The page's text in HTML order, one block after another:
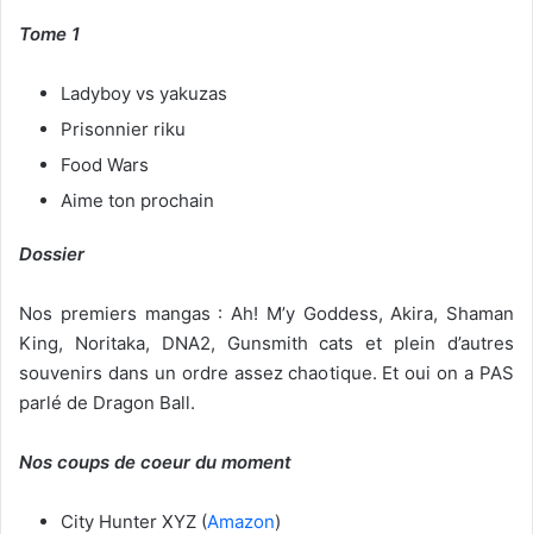
Tome 1
Ladyboy vs yakuzas
Prisonnier riku
Food Wars
Aime ton prochain
Dossier
Nos premiers mangas : Ah! M’y Goddess, Akira, Shaman
King, Noritaka, DNA2, Gunsmith cats et plein d’autres
souvenirs dans un ordre assez chaotique. Et oui on a PAS
parlé de Dragon Ball.
Nos coups de coeur du moment
City Hunter XYZ (Amazon)